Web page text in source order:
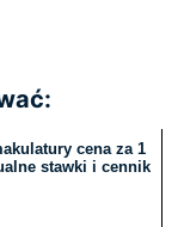
cena za 1
stawki i cennik